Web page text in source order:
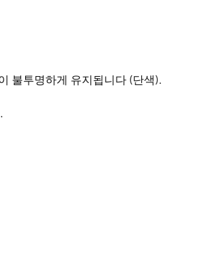
불투명하게 유지됩니다 (단색).